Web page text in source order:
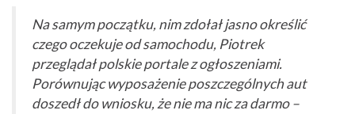
Na samym początku, nim zdołał jasno określić
czego oczekuje od samochodu, Piotrek
przeglądał polskie portale z ogłoszeniami.
Porównując wyposażenie poszczególnych aut
doszedł do wniosku, że nie ma nic za darmo –